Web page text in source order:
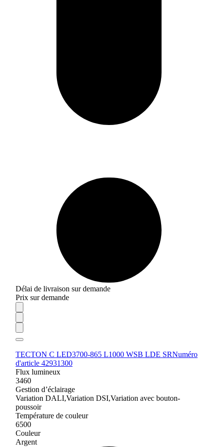
Délai de livraison sur demande
Prix sur demande
TECTON C LED3700-865 L1000 WSB LDE SRNuméro
d'article 42931300
Flux lumineux
3460
Gestion d’éclairage
Variation DALI,Variation DSI,Variation avec bouton-
poussoir
Température de couleur
6500
Couleur
Argent